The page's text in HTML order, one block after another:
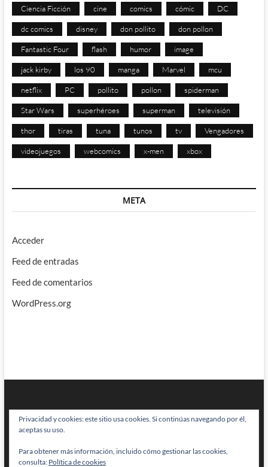
Ciencia Ficción cine comics cómic DC
dc comics disney don pollito don pollon
Fantastic Four flash humor image
jack kirby los 90 manga Marvel mcu
netflix PC pollito pollon spiderman
Star Wars superhéroes superman televisión
thor tiras tuna tunos tv Vengadores
videojuegos webcomics x-men xbox
META
Acceder
Feed de entradas
Feed de comentarios
WordPress.org
BRAINSTOMPING| Diseñado por:Theme Freesia|WordPress| © Todos
Privacidad y cookies: este sitio usa cookies. Si continúas navegando por él,
aceptas su uso.
Para obtener más información, incluido cómo gestionar las cookies,
consulta: Política de cookies